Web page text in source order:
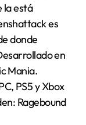
la está
es
donde
en
Mania.
PS5 y Xbox
Ragebound